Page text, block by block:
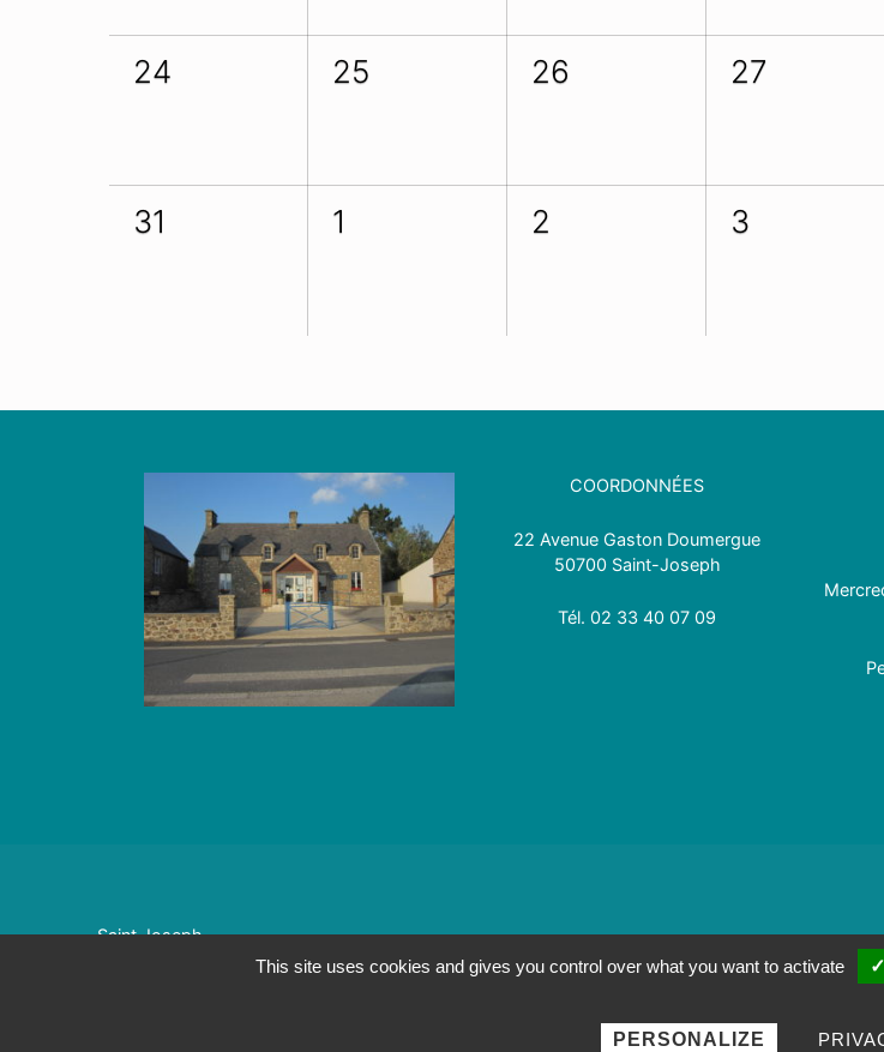
24 25 26 27
31 1 2 3
COORDONNÉES
22 Avenue Gaston Doumergue
50700 Saint-Joseph
Tél.02 33 40 07 09
Saint Joseph
Politique de confidentialité|Gestion des cookies |Plan de site
This site uses cookies and gives you control over what you want to activate
PERSONALIZE